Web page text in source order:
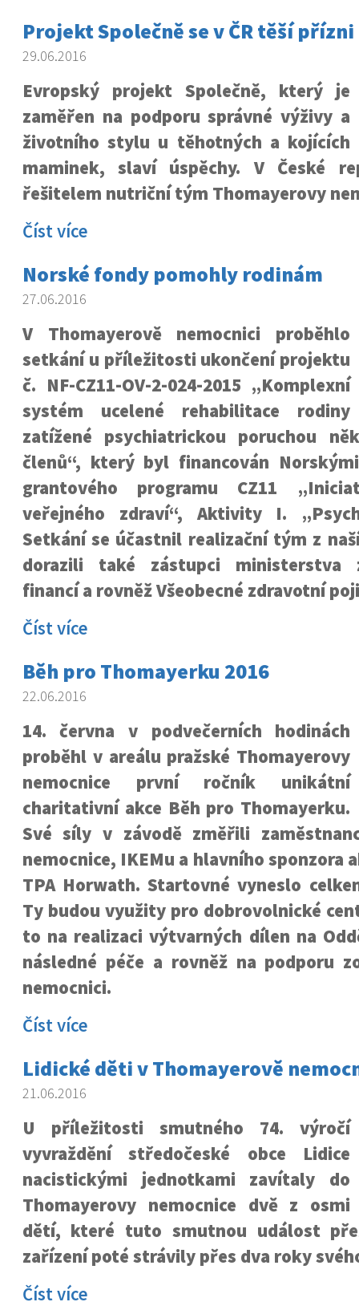
Projekt Společně se v ČR těší přízni
29.06.2016
Evropský projekt Společně, který je
zaměřen na podporu správné výživy a
životního stylu u těhotných a kojících
maminek, slaví úspěchy. V České
řešitelem nutriční tým Thomayerovy
Číst více
Norské fondy pomohly rodinám
27.06.2016
V Thomayerově nemocnici proběhlo
setkání u příležitosti ukončení projektu
č. NF-CZ11-OV-2-024-2015 „Komplexní
systém ucelené rehabilitace rodiny
zatížené psychiatrickou poruchou
členů“, který byl financován
grantového programu CZ11
veřejného zdraví“, Aktivity I.
Setkání se účastnil realizační tým z
dorazili také zástupci ministerstva
financí a rovněž Všeobecné zdravotní
Číst více
Běh pro Thomayerku 2016
22.06.2016
14. června v podvečerních hodinách
proběhl v areálu pražské Thomayerovy
nemocnice první ročník unikátní
charitativní akce Běh pro Thomayerku.
Své síly v závodě změřili
nemocnice, IKEMu a hlavního sponzora
TPA Horwath. Startovné vyneslo
Ty budou využity pro dobrovolnické
to na realizaci výtvarných dílen na
následné péče a rovněž na podporu
nemocnici.
Číst více
Lidické děti v Thomayerově
21.06.2016
U příležitosti smutného 74. výročí
vyvraždění středočeské obce Lidice
nacistickými jednotkami zavítaly do
Thomayerovy nemocnice dvě z osmi
dětí, které tuto smutnou událost
zařízení poté strávily přes dva roky
Číst více